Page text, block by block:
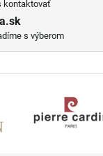
kontaktovať
s výberom